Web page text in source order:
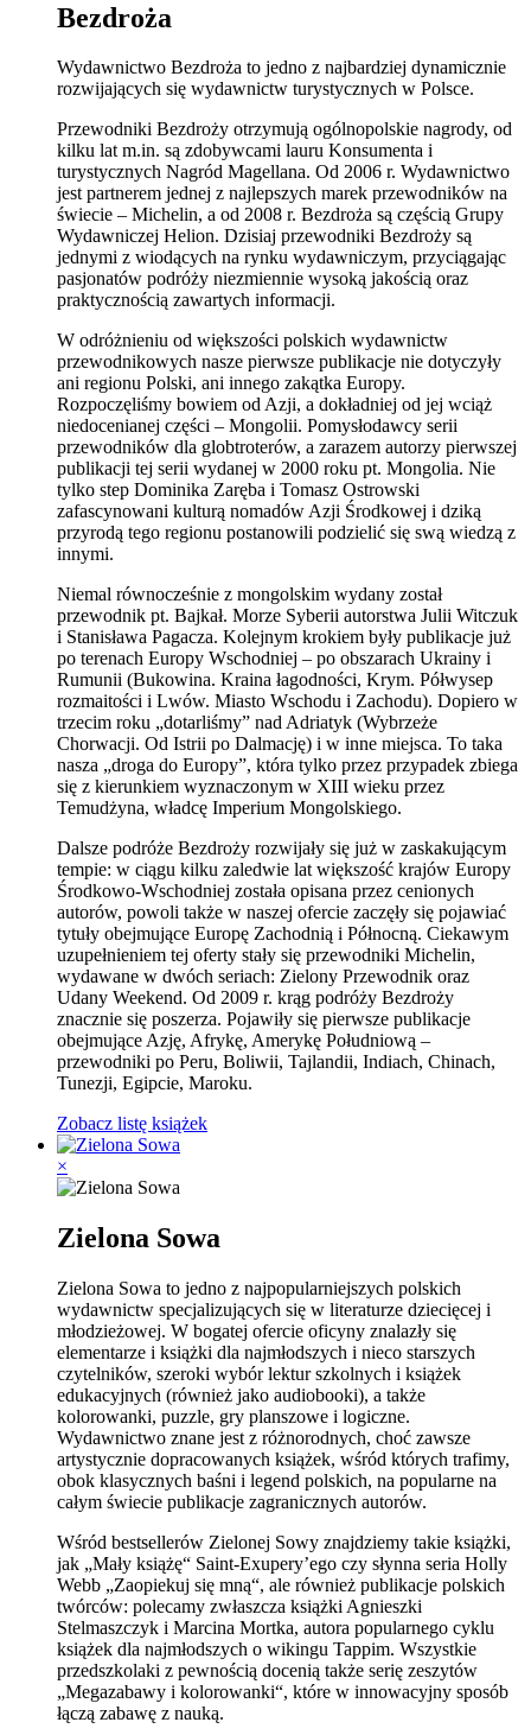
Bezdroża
Wydawnictwo Bezdroża to jedno z najbardziej dynamicznie
rozwijających się wydawnictw turystycznych w Polsce.
Przewodniki Bezdroży otrzymują ogólnopolskie nagrody, od
kilku lat m.in. są zdobywcami lauru Konsumenta i
turystycznych Nagród Magellana. Od 2006 r. Wydawnictwo
jest partnerem jednej z najlepszych marek przewodników na
świecie – Michelin, a od 2008 r. Bezdroża są częścią Grupy
Wydawniczej Helion. Dzisiaj przewodniki Bezdroży są
jednymi z wiodących na rynku wydawniczym, przyciągając
pasjonatów podróży niezmiennie wysoką jakością oraz
praktycznością zawartych informacji.
W odróżnieniu od większości polskich wydawnictw
przewodnikowych nasze pierwsze publikacje nie dotyczyły
ani regionu Polski, ani innego zakątka Europy.
Rozpoczęliśmy bowiem od Azji, a dokładniej od jej wciąż
niedocenianej części – Mongolii. Pomysłodawcy serii
przewodników dla globtroterów, a zarazem autorzy pierwszej
publikacji tej serii wydanej w 2000 roku pt. Mongolia. Nie
tylko step Dominika Zaręba i Tomasz Ostrowski
zafascynowani kulturą nomadów Azji Środkowej i dziką
przyrodą tego regionu postanowili podzielić się swą wiedzą z
innymi.
Niemal równocześnie z mongolskim wydany został
przewodnik pt. Bajkał. Morze Syberii autorstwa Julii Witczuk
i Stanisława Pagacza. Kolejnym krokiem były publikacje już
po terenach Europy Wschodniej – po obszarach Ukrainy i
Rumunii (Bukowina. Kraina łagodności, Krym. Półwysep
rozmaitości i Lwów. Miasto Wschodu i Zachodu). Dopiero w
trzecim roku „dotarliśmy” nad Adriatyk (Wybrzeże
Chorwacji. Od Istrii po Dalmację) i w inne miejsca. To taka
nasza „droga do Europy”, która tylko przez przypadek zbiega
się z kierunkiem wyznaczonym w XIII wieku przez
Temudżyna, władcę Imperium Mongolskiego.
Dalsze podróże Bezdroży rozwijały się już w zaskakującym
tempie: w ciągu kilku zaledwie lat większość krajów Europy
Środkowo-Wschodniej została opisana przez cenionych
autorów, powoli także w naszej ofercie zaczęły się pojawiać
tytuły obejmujące Europę Zachodnią i Północną. Ciekawym
uzupełnieniem tej oferty stały się przewodniki Michelin,
wydawane w dwóch seriach: Zielony Przewodnik oraz
Udany Weekend. Od 2009 r. krąg podróży Bezdroży
znacznie się poszerza. Pojawiły się pierwsze publikacje
obejmujące Azję, Afrykę, Amerykę Południową –
przewodniki po Peru, Boliwii, Tajlandii, Indiach, Chinach,
Tunezji, Egipcie, Maroku.
Zobacz listę książek
×
Zielona Sowa
Zielona Sowa to jedno z najpopularniejszych polskich
wydawnictw specjalizujących się w literaturze dziecięcej i
młodzieżowej. W bogatej ofercie oficyny znalazły się
elementarze i książki dla najmłodszych i nieco starszych
czytelników, szeroki wybór lektur szkolnych i książek
edukacyjnych (również jako audiobooki), a także
kolorowanki, puzzle, gry planszowe i logiczne.
Wydawnictwo znane jest z różnorodnych, choć zawsze
artystycznie dopracowanych książek, wśród których trafimy,
obok klasycznych baśni i legend polskich, na popularne na
całym świecie publikacje zagranicznych autorów.
Wśród bestsellerów Zielonej Sowy znajdziemy takie książki,
jak „Mały książę“ Saint-Exupery’ego czy słynna seria Holly
Webb „Zaopiekuj się mną“, ale również publikacje polskich
twórców: polecamy zwłaszcza książki Agnieszki
Stelmaszczyk i Marcina Mortka, autora popularnego cyklu
książek dla najmłodszych o wikingu Tappim. Wszystkie
przedszkolaki z pewnością docenią także serię zeszytów
„Megazabawy i kolorowanki“, które w innowacyjny sposób
łączą zabawę z nauką.